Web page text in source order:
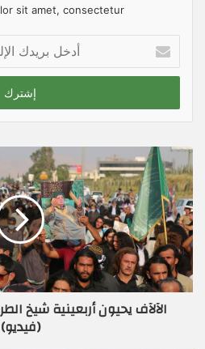
sit amet, consectetur.
خ
ب
ي
د
ك
ا
ل
إ
ل
ك
ت
الآلآف يحيون أربعينية شيخ
(فيديو)